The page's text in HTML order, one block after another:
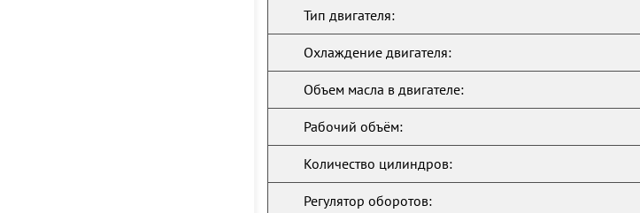
Тип двигателя:
Охлаждение двигателя:
Объем масла в двигателе:
Рабочий объём:
Количество цилиндров:
Регулятор оборотов: